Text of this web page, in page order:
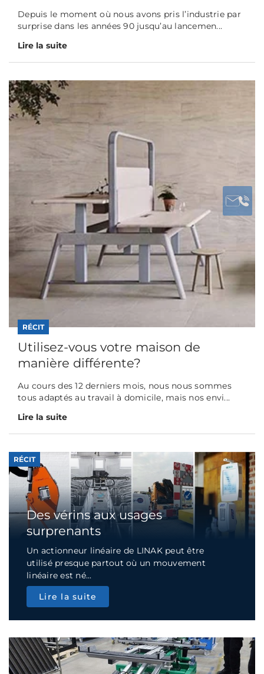
Depuis le moment où nous avons pris l’industrie par
surprise dans les années 90 jusqu’au lancemen...
Lire la suite
RÉCIT
Utilisez-vous votre maison de
manière différente?
Au cours des 12 derniers mois, nous nous sommes
tous adaptés au travail à domicile, mais nos envi...
Lire la suite
RÉCIT
Des vérins aux usages
surprenants
Un actionneur linéaire de LINAK peut être
utilisé presque partout où un mouvement
linéaire est né...
Lire la suite